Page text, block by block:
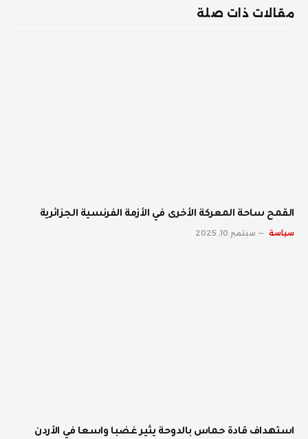
مقالات ذات صلة
القمح ساحة المعركة الأخرى في الأزمة الفرنسية الجزائرية
سياسة سبتمبر 10, 2025
استهداف قادة حماس بالدوحة يثير غضبا واسعا في الأردن